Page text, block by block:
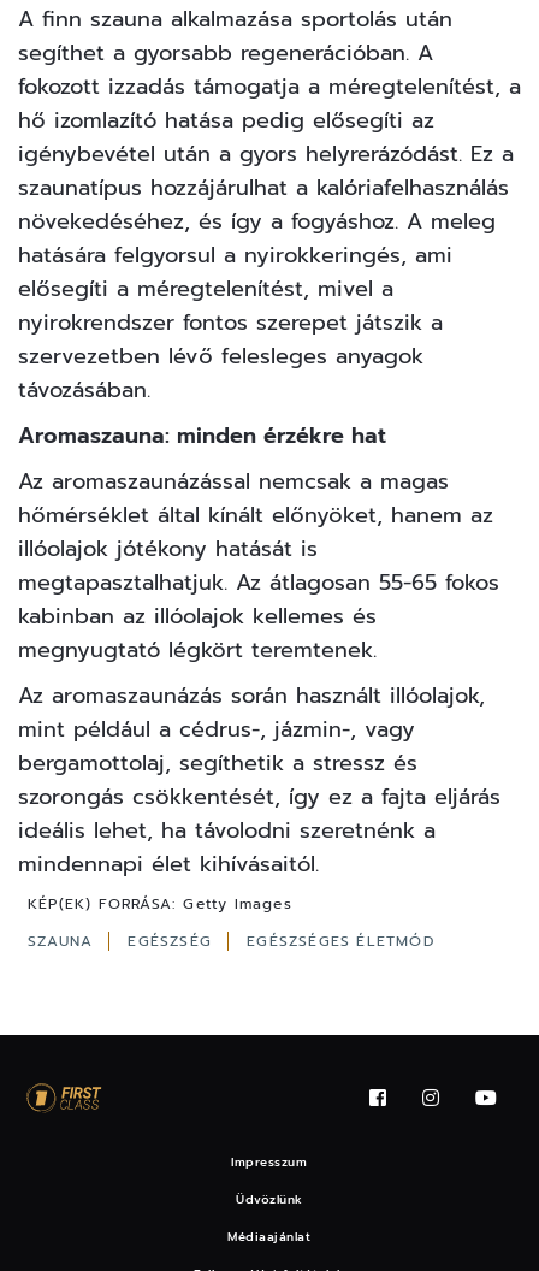
A finn szauna alkalmazása sportolás után
segíthet a gyorsabb regenerációban. A
fokozott izzadás támogatja a méregtelenítést, a
hő izomlazító hatása pedig elősegíti az
igénybevétel után a gyors helyrerázódást. Ez a
szaunatípus hozzájárulhat a kalóriafelhasználás
növekedéséhez, és így a fogyáshoz. A meleg
hatására felgyorsul a nyirokkeringés, ami
elősegíti a méregtelenítést, mivel a
nyirokrendszer fontos szerepet játszik a
szervezetben lévő felesleges anyagok
távozásában.
Aromaszauna: minden érzékre hat
Az aromaszaunázással nemcsak a magas
hőmérséklet által kínált előnyöket, hanem az
illóolajok jótékony hatását is
megtapasztalhatjuk. Az átlagosan 55-65 fokos
kabinban az illóolajok kellemes és
megnyugtató légkört teremtenek.
Az aromaszaunázás során használt illóolajok,
mint például a cédrus-, jázmin-, vagy
bergamottolaj, segíthetik a stressz és
szorongás csökkentését, így ez a fajta eljárás
ideális lehet, ha távolodni szeretnénk a
mindennapi élet kihívásaitól.
KÉP(EK) FORRÁSA: Getty Images
SZAUNA
EGÉSZSÉG EGÉSZSÉGES ÉLETMÓD
Impresszum
Üdvözlünk
Médiaajánlat